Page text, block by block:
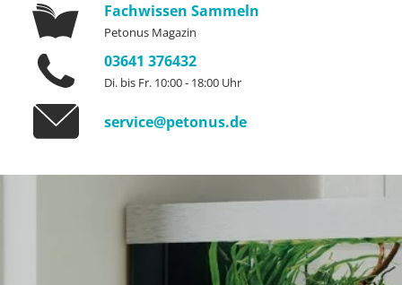
Fachwissen Sammeln
Petonus Magazin
03641 376432
Di. bis Fr. 10:00 - 18:00 Uhr
service@petonus.de